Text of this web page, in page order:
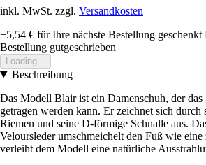
inkl. MwSt. zzgl. Versandkosten
+5,54 € für Ihre nächste Bestellung geschenkt
Bestellung gutgeschrieben
Loading...
Beschreibung
Das Modell Blair ist ein Damenschuh, der das
getragen werden kann. Er zeichnet sich durch
Riemen und seine D-förmige Schnalle aus.
Veloursleder umschmeichelt den Fuß wie
verleiht dem Modell eine natürliche